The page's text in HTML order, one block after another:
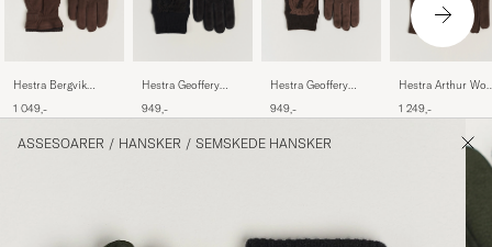
Hestra Bergvik
Nubuck Glove
1 049,-
Hestra Geoffery
Glove Black
949,-
Hestra Geoffery
Glove Espresso
949,-
Hestra Arthur
Espresso
1 249,-
ASSESOARER / HANSKER / SEMSKEDE HANSKER